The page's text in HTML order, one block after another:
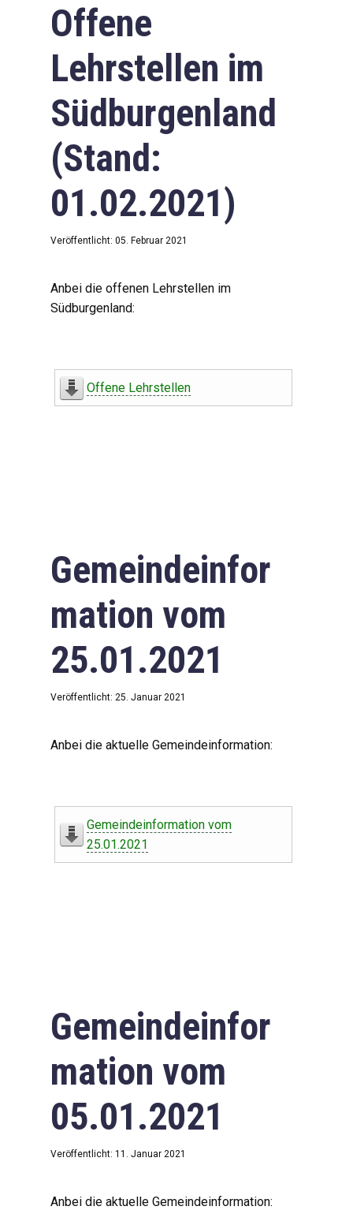
Offene
Lehrstellen im
Südburgenland
(Stand:
01.02.2021)
Veröffentlicht: 05. Februar 2021
Anbei die offenen Lehrstellen im
Südburgenland:
Offene Lehrstellen
Gemeindeinfor
mation vom
25.01.2021
Veröffentlicht: 25. Januar 2021
Anbei die aktuelle Gemeindeinformation:
Gemeindeinformation vom
25.01.2021
Gemeindeinfor
mation vom
05.01.2021
Veröffentlicht: 11. Januar 2021
Anbei die aktuelle Gemeindeinformation: